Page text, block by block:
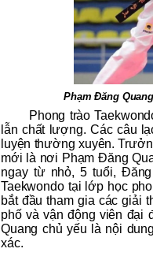
Phạm Đăng
Phong trào
lẫn chất lượng. Các câu
luyện thường xuyên.
mới là nơi Phạm Đăng
ngay từ nhỏ, 5 tuổi,
Taekwondo tại lớp học
bắt đầu tham gia các giải
phố và vận động viên đại
Quang chủ yếu là nội
xác.